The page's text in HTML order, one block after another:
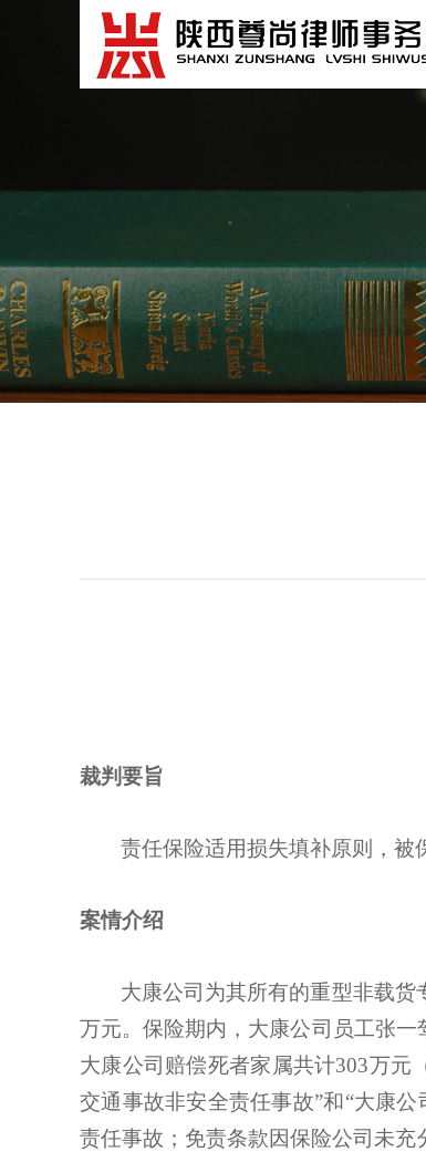
裁判要旨
责任保险适用损失填补原则，被
案情介绍
大康公司为其所有的重型非载
万元。保险期内，大康公司员工张一
大康公司赔偿死者家属共计303万元
交通事故非安全责任事故”和“大康
责任事故；免责条款因保险公司未